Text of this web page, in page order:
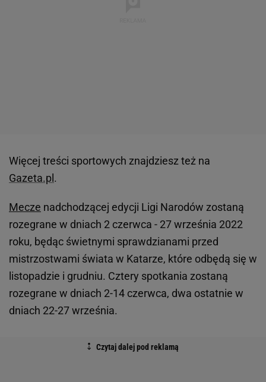
Więcej treści sportowych znajdziesz też na
Gazeta.pl .
Mecze nadchodzącej edycji Ligi Narodów zostaną
rozegrane w dniach 2 czerwca - 27 września 2022
roku, będąc świetnymi sprawdzianami przed
mistrzostwami świata w Katarze, które odbędą się w
listopadzie i grudniu. Cztery spotkania zostaną
rozegrane w dniach 2-14 czerwca, dwa ostatnie w
dniach 22-27 września.